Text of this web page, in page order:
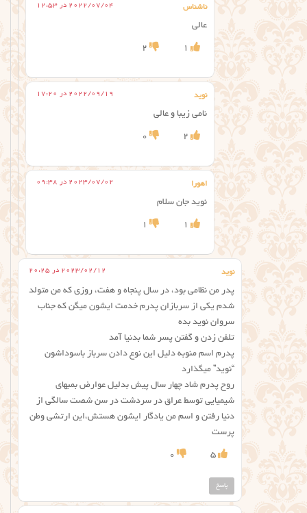
ناشناس 2022/07/04 در 12:53
عالی
1
2
نوید 2022/09/19 در 17:20
نامی زیبا و عالی
2
0
اهورا 2023/07/02 در 09:38
نويد جان سلام
1
1
نوید 2023/02/12 در 20:25
پدر من نظامی بود، در سال پنجاه و هفت، روزی که من متولد
شدم یکی از سربازان پدرم خدمت ایشون میگن که جناب
سروان نوید بده
تلفن زدن و گفتن پسر شما بدنیا آمد
پدرم اسم منوبه دلیل این نوع دادن سرباز باسوداشون
“نوید” میگذارد
روح پدرم شاد چهار سال پیش بدلیل عوارض بمبهای
شیمیایی توسط عراق در سردشت در سن شصت سالگی از
دنیا رفتن و اسم من یادگار ایشون هستش،این ارتشی وطن
پرست
5
0
پاسخ